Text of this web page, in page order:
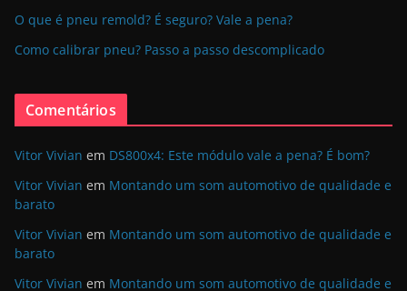
O que é pneu remold? É seguro? Vale a pena?
Como calibrar pneu? Passo a passo descomplicado
Comentários
Vitor Vivian em DS800x4: Este módulo vale a pena? É bom?
Vitor Vivian em Montando um som automotivo de qualidade e
barato
Vitor Vivian em Montando um som automotivo de qualidade e
barato
Vitor Vivian em Montando um som automotivo de qualidade e